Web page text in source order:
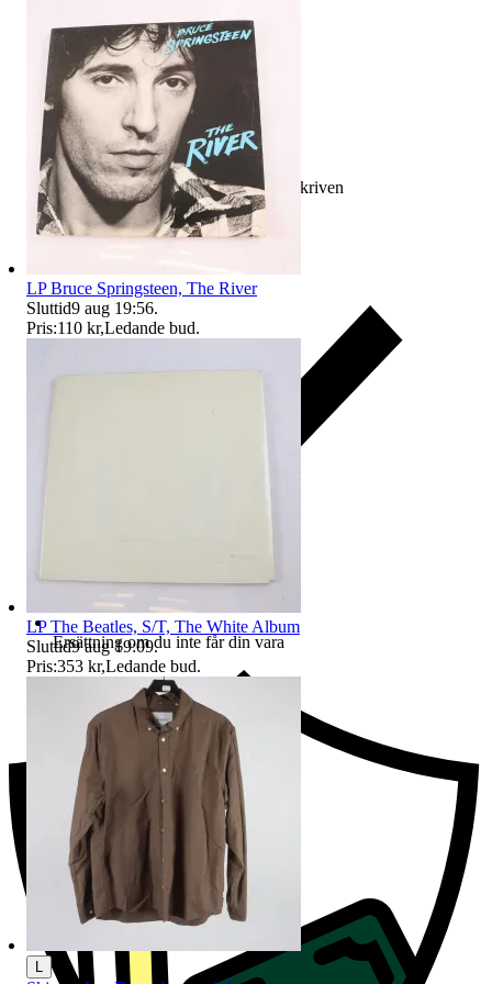
Ersättning om varan inte är som beskriven
Ersättning om du inte får din vara
LP Bruce Springsteen, The River
Sluttid9 aug 19:56.
Pris:110 kr,Ledande bud.
LP The Beatles, S/T, The White Album
Sluttid9 aug 19:09.
Pris:353 kr,Ledande bud.